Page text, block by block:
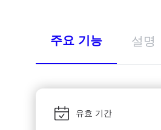
주요 기능 설명
유효 기간